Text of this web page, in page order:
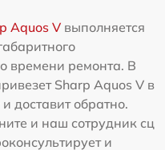
Aquos V выполняется
времени ремонта. В
Sharp Aquos V в
доставит обратно.
и наш сотрудник сц
и